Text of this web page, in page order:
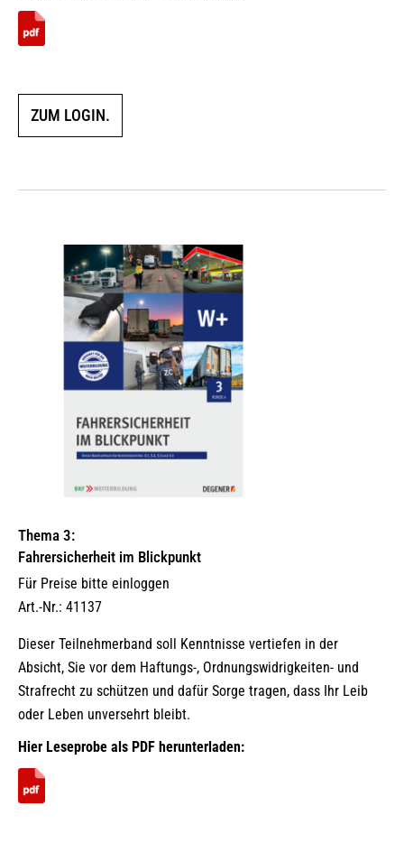
ZUM LOGIN.
Thema 3:
Fahrersicherheit im Blickpunkt
Für Preise bitte einloggen
Art.-Nr.: 41137
Dieser Teilnehmerband soll Kenntnisse vertiefen in der
Absicht, Sie vor dem Haftungs-, Ordnungswidrigkeiten- und
Strafrecht zu schützen und dafür Sorge tragen, dass Ihr Leib
oder Leben unversehrt bleibt.
Hier Leseprobe als PDF herunterladen: